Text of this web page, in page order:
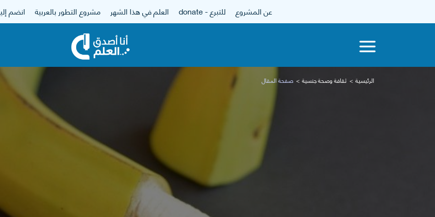
عن المشروع للتبرع - donate العلم في هذا الشهر مشروع التطور بالعربية انضم
الرئيسية ثقافة وصحة جنسية صفحة المقال